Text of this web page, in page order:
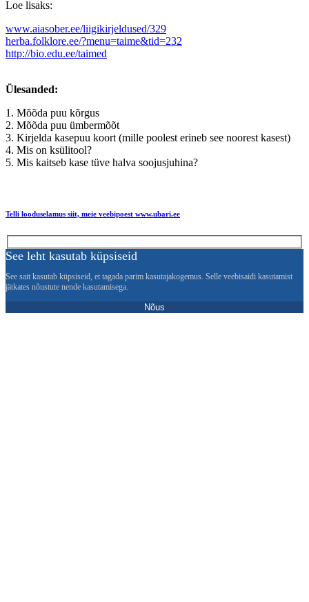
Loe lisaks:
www.aiasober.ee/liigikirjeldused/329
herba.folklore.ee/?menu=taime&tid=232
http://bio.edu.ee/taimed
Ülesanded:
1. Mõõda puu kõrgus
2. Mõõda puu ümbermõõt
3. Kirjelda kasepuu koort (mille poolest erineb see noorest kasest)
4. Mis on ksülitool?
5. Mis kaitseb kase tüve halva soojusjuhina?
Telli looduselamus siit, meie veebipoest www.ubari.ee
See leht kasutab küpsiseid
See sait kasutab küpsiseid, et tagada parim kasutajakogemus. Selle veebisaidi kasutamist
jätkates nõustute nende kasutamisega.
Nõus